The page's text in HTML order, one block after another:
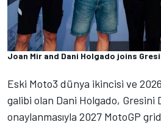
Joan Mir and Dani Holgado joins
Eski Moto3 dünya ikincisi ve
galibi olan Dani Holgado,
onaylanmasıyla 2027 MotoGP